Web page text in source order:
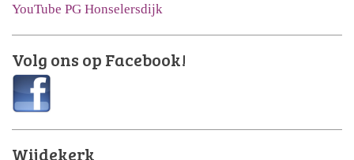
YouTube PG Honselersdijk
Volg ons op Facebook!
Wijdekerk